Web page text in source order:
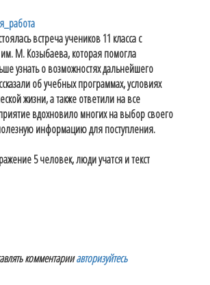
встреча учеников 11 класса с
М. Козыбаева, которая помогла
узнать о возможностях дальнейшего
об учебных программах, условиях
жизни, а также ответили на все
вдохновило многих на выбор своего
информацию для поступления.
комментарииавторизуйтесь